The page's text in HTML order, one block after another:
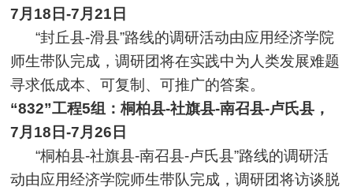
7月18日-7月21日
“封丘县-滑县”路线的调研活动由应用经济学院
师生带队完成，调研团将在实践中为人类发展难题
寻求低成本、可复制、可推广的答案。
“832”工程5组：桐柏县-社旗县-南召县-卢氏县，
7月18日-7月26日
“桐柏县-社旗县-南召县-卢氏县”路线的调研活
动由应用经济学院师生带队完成，调研团将访谈脱